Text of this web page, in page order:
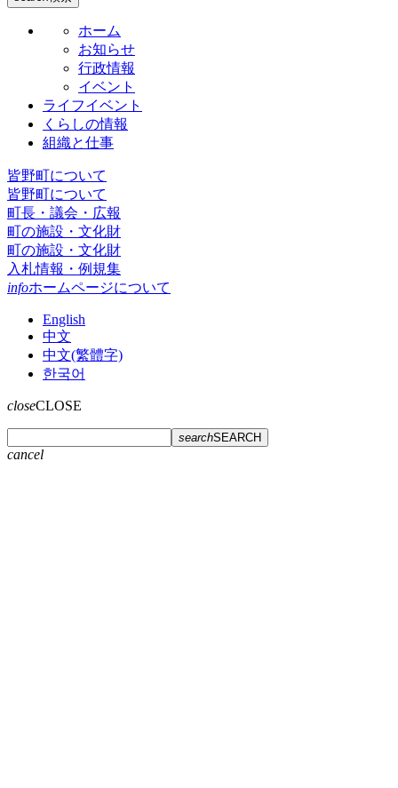
ホーム
お知らせ
行政情報
イベント
ライフイベント
くらしの情報
組織と仕事
皆野町について
皆野町について
町長・議会・広報
町の施設・文化財
町の施設・文化財
入札情報・例規集
infoホームページについて
English
中文
中文(繁體字)
한국어
closeCLOSE
searchSEARCH
cancel